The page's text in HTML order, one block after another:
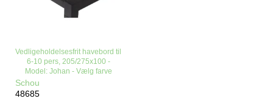
Vedligeholdelsesfrit havebord til
6-10 pers, 205/275x100 -
Model: Johan - Vælg farve
Schou
48685